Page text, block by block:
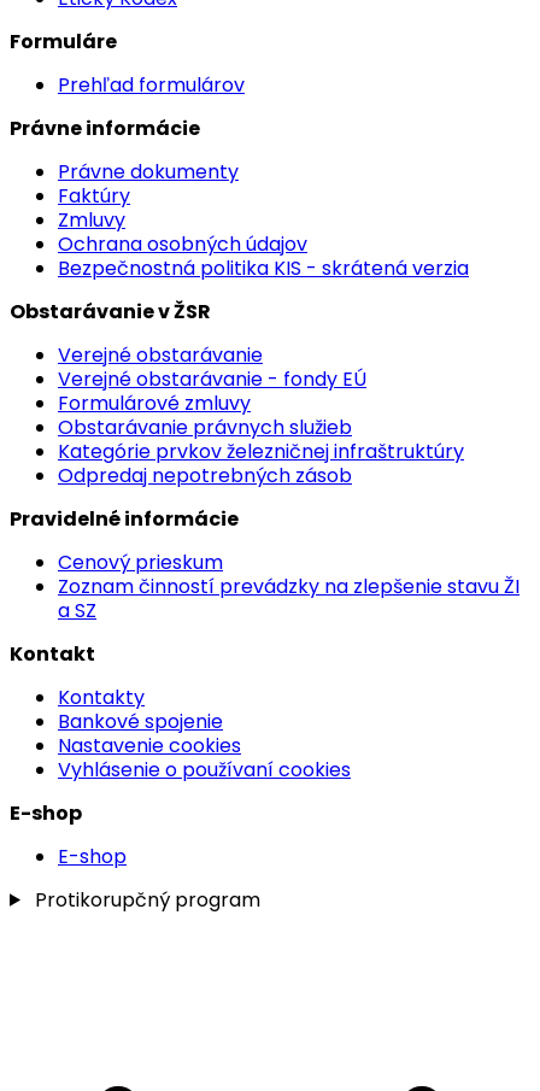
Formuláre
Prehľad formulárov
Právne informácie
Právne dokumenty
Faktúry
Zmluvy
Ochrana osobných údajov
Bezpečnostná politika KIS - skrátená verzia
Obstarávanie v ŽSR
Verejné obstarávanie
Verejné obstarávanie - fondy EÚ
Formulárové zmluvy
Obstarávanie právnych služieb
Kategórie prvkov železničnej infraštruktúry
Odpredaj nepotrebných zásob
Pravidelné informácie
Cenový prieskum
Zoznam činností prevádzky na zlepšenie stavu ŽI
a SZ
Kontakt
Kontakty
Bankové spojenie
Nastavenie cookies
Vyhlásenie o používaní cookies
E-shop
E-shop
Protikorupčný program